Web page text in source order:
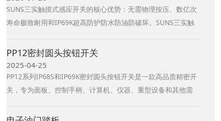
SUNS三实触摸式感应开关的核心优势：无需物理按压、数亿次
寿命极致耐用和IP69K超高防护防水防油防破坏。SUNS三实触
靠性、耐用性、舒适性和设计性要求严苛的各种场合。SUNS三
实触摸式感应开关具有无磨损、免维护的优势。SUNS 设计了一
体化紧凑款的CPB12触摸式感应开关、高强度不锈钢外壳款的
CPB22和CPB30触摸式感应开关（IP69K）、以及坚固的塑料外
食品工业。
PP12密封圆头按钮开关
2025-04-25
PP12系列IP68S和IP69K密封圆头按钮开关是一款高品质精密开
关，专为面板、控制手柄、计算机、仪器、重型设备和其他需
面板后方深度短的特点，在苛刻应用中遇到的严酷条件下仍能